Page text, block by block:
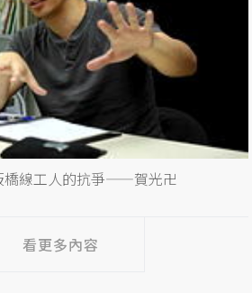
橋線工人的抗爭——賀光卍
看更多內容